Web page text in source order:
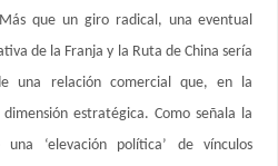
que un giro radical, una eventual
de la Franja y la Ruta de China sería
una relación comercial que, en la
estratégica. Como señala la
‘elevación política’ de vínculos